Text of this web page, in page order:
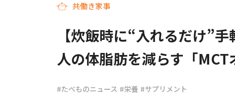
共働き家事
【炊飯時に“入れるだけ”
人の体脂肪を減らす「MCT
#たべものニュース #栄養 #サプリメント